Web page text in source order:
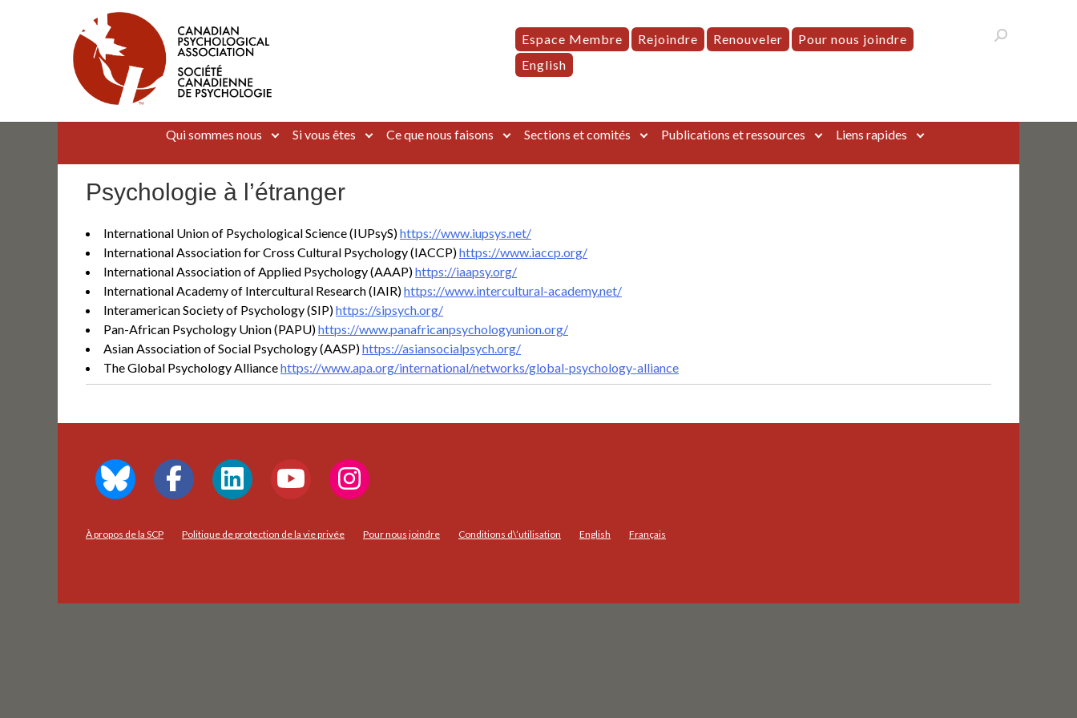
Canadian Psychological Association
The national voice for psychology in Canada
Espace Membre Rejoindre Renouveler
Pour nous joindre
English
Qui sommes nous Si vous êtes Ce que nous faisons Sections et comités Publications et ressources Liens rapides
Psychologie à l’étranger
International Union of Psychological Science (IUPsyS)https://www.iupsys.net/
International Association for Cross Cultural Psychology (IACCP)https://www.iaccp.org/
International Association of Applied Psychology (AAAP)https://iaapsy.org/
International Academy of Intercultural Research (IAIR)https://www.intercultural-academy.net/
Interamerican Society of Psychology (SIP)https://sipsych.org/
Pan-African Psychology Union (PAPU)https://www.panafricanpsychologyunion.org/
Asian Association of Social Psychology (AASP)https://asiansocialpsych.org/
The Global Psychology Alliancehttps://www.apa.org/international/networks/global-psychology-alliance
À propos de la SCP Politique de protection de la vie privée Pour nous joindre Conditions d\’utilisation English Français